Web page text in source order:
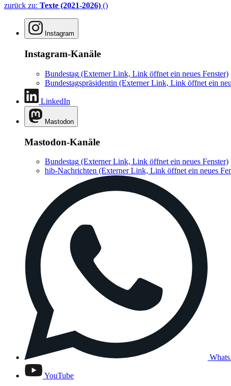
zurück zu: Texte (2021-2026) ()
Instagram
Instagram-Kanäle
Bundestag (Externer Link, Link öffnet ein neues Fenster)
Bundestagspräsidentin (Externer Link, Link öffnet ein
LinkedIn
Mastodon
Mastodon-Kanäle
Bundestag (Externer Link, Link öffnet ein neues Fenster)
hib-Nachrichten (Externer Link, Link öffnet ein neues
YouTube